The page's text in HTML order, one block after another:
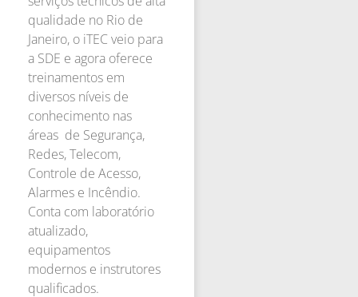
qualidade no Rio de
Janeiro, o iTEC veio para
a SDE e agora oferece
treinamentos em
diversos níveis de
conhecimento nas
áreas de Segurança,
Redes, Telecom,
Controle de Acesso,
Alarmes e Incêndio.
Conta com laboratório
atualizado,
equipamentos
modernos e instrutores
qualificados.